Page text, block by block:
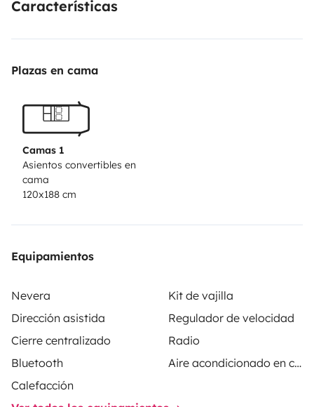
lit Bultex haute densité (120x188cm), convertible en
affaires. Le frigo alimenté par les panneaux solaires et
indépendance énergétique de plusieurs jours.
matériel de cuisine complet et de camping (table + 2
maison.Nous disposons aussi d'une douche solaire
Decathlon de 10L que nous pouvons vous fournir sur
demande.Draps de matelas fournis, prévoir couettes
ou sac de couchages.
Características
Plazas en cama
Camas 1
Asientos convertibles en
cama
120x188 cm
Equipamientos
Nevera
Kit de vajilla
Dirección asistida
Regulador de velocidad
Cierre centralizado
Radio
Bluetooth
Aire acondicionado en cabina
Calefacción